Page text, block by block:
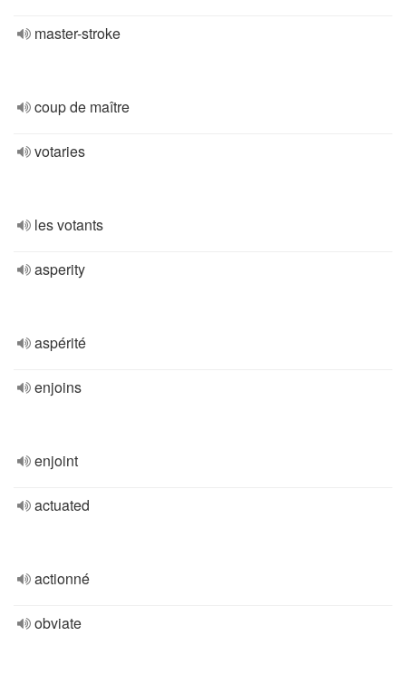
master-stroke
coup de maître
votaries
les votants
asperity
aspérité
enjoins
enjoint
actuated
actionné
obviate